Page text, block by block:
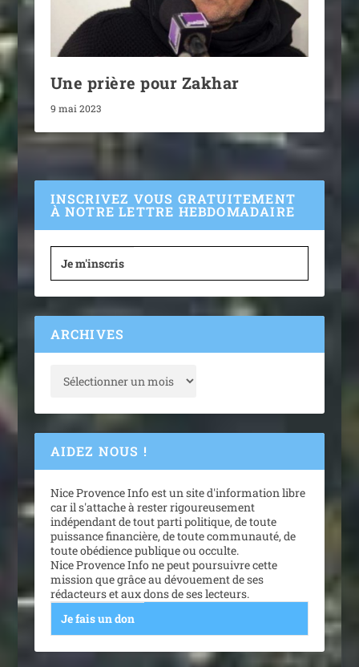
Une prière pour Zakhar
9 mai 2023
INSCRIVEZ VOUS GRATUITEMENT
À NOTRE LETTRE HEBDOMADAIRE
Je m'inscris
ARCHIVES
AIDEZ NOUS !
Nice Provence Info est un site d'information libre
car il s'attache à rester rigoureusement
indépendant de tout parti politique, de toute
puissance financière, de toute communauté, de
toute obédience publique ou occulte.
Nice Provence Info ne peut poursuivre cette
mission que grâce au dévouement de ses
rédacteurs et aux dons de ses lecteurs.
Je fais un don